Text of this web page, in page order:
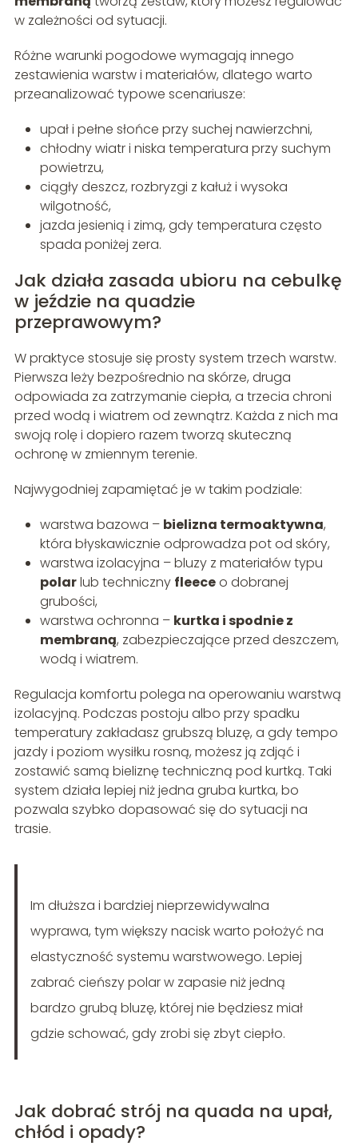
w zależności od sytuacji.
Różne warunki pogodowe wymagają innego
zestawienia warstw i materiałów, dlatego warto
przeanalizować typowe scenariusze:
upał i pełne słońce przy suchej nawierzchni,
chłodny wiatr i niska temperatura przy suchym
powietrzu,
ciągły deszcz, rozbryzgi z kałuż i wysoka
wilgotność,
jazda jesienią i zimą, gdy temperatura często
spada poniżej zera.
Jak działa zasada ubioru na cebulkę
w jeździe na quadzie
przeprawowym?
W praktyce stosuje się prosty system trzech warstw.
Pierwsza leży bezpośrednio na skórze, druga
odpowiada za zatrzymanie ciepła, a trzecia chroni
przed wodą i wiatrem od zewnątrz. Każda z nich ma
swoją rolę i dopiero razem tworzą skuteczną
ochronę w zmiennym terenie.
Najwygodniej zapamiętać je w takim podziale:
warstwa bazowa – bielizna termoaktywna,
która błyskawicznie odprowadza pot od skóry,
warstwa izolacyjna – bluzy z materiałów typu
polarlub techniczny fleeceo dobranej
grubości,
warstwa ochronna – kurtka i spodnie z
membraną, zabezpieczające przed deszczem,
wodą i wiatrem.
Regulacja komfortu polega na operowaniu warstwą
izolacyjną. Podczas postoju albo przy spadku
temperatury zakładasz grubszą bluzę, a gdy tempo
jazdy i poziom wysiłku rosną, możesz ją zdjąć i
zostawić samą bieliznę techniczną pod kurtką. Taki
system działa lepiej niż jedna gruba kurtka, bo
pozwala szybko dopasować się do sytuacji na
trasie.
Im dłuższa i bardziej nieprzewidywalna
wyprawa, tym większy nacisk warto położyć na
elastyczność systemu warstwowego. Lepiej
zabrać cieńszy polar w zapasie niż jedną
bardzo grubą bluzę, której nie będziesz miał
gdzie schować, gdy zrobi się zbyt ciepło.
Jak dobrać strój na quada na upał,
chłód i opady?